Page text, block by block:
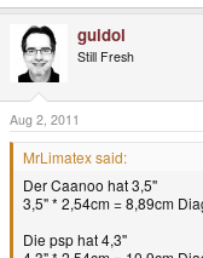
guidol
Still Fresh
Aug 2, 2011
MrLimatex said:
Der Caanoo hat 3,5''
3,5" * 2,54cm = 8,89cm
Die psp hat 4,3''